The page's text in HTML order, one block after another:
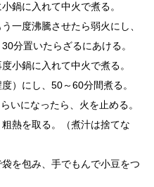
鍋に入れて中火で煮る。
一度沸騰させたら弱火にし、
分置いたらざるにあける。
小鍋に入れて中火で煮る。
）にし、50～60分間煮る。
いになったら、火を止める。
熱を取る。（煮汁は捨てな
を包み、手でもんで小豆をつ